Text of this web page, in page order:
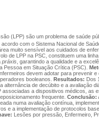
(LPP) são um problema de saúde
com o Sistema Nacional de
muito sensível aos cuidados de
de LPP na PSC, constituem uma
práxis , garantindo a qualidade e a
Pessoa em Situação Crítica (PSC).
devem adotar para prevenir
booleanos. Resultados: Dos
alternância de decúbito e a avaliação
a dispositivos médicos, as
frequente. Conclusão:
numa avaliação contínua,
e a implementação de protocolos
Lesões por pressão, Enfermeiro,